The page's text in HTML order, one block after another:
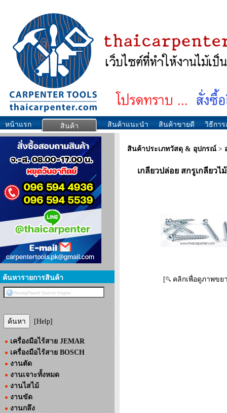
หน้าแรก สินค้า สินค้าแนะนำ สินค้าขายดี วิธีกา
ค้นหารายการสินค้า
[Help]
เครื่องมือไร้สาย JEMAR
เครื่องมือไร้สาย BOSCH
งานตัด
งานเจาะทั้งหมด
งานไสไม้
งานขัด
งานกลึง
สินค้าประเภทวัสดุ & อุปกรณ์ >
เกลียวปล่อย สกรูเกลียวไม้
[ คลิกเพื่อดูภาพขย